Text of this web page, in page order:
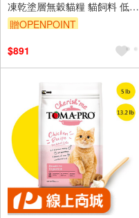
凍乾塗層無穀貓糧 貓飼料 低溫
烘焙 富含Omega3＆6 維持皮毛
贈OPENPOINT
（運費不算在 2000 元的範圍
內）
$891